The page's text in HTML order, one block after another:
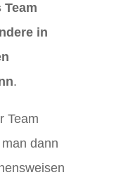
in
.
Team
dann